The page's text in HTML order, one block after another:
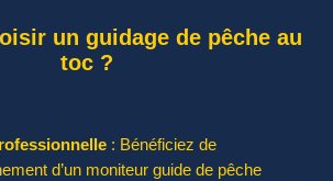
un guidage de pêche au
toc ?
: Bénéficiez de
d’un moniteur guide de pêche